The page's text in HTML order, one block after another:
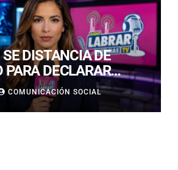
SE DISTANCIA DE
PARA DECLARAR
17 DE SEPTIEMBRE:
INNOVAR”
COMUNICACIÓN SOCIAL